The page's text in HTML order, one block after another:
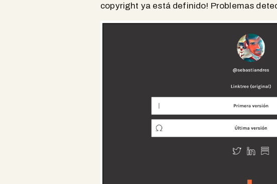
copyright ya está definido! Problemas